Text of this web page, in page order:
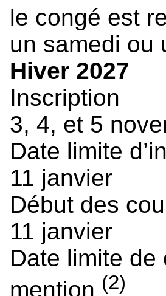
le congé est
un samedi ou
Hiver 2027
Inscription
3, 4, et 5
Date limite
11 janvier
Début des
11 janvier
Date limite de
mention (2)